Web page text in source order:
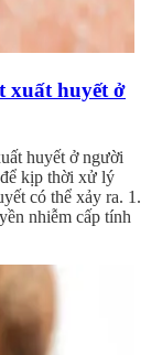
xuất huyết ở
huyết ở người
kịp thời xử lý
có thể xảy ra. 1.
nhiễm cấp tính